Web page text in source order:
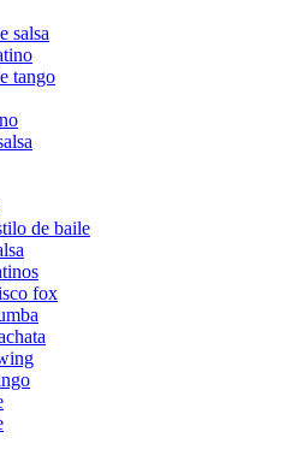
salsa
tango
de baile
fox